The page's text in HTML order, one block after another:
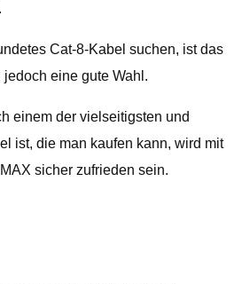
Cat-8-Kabel suchen, ist das
eine gute Wahl.
einem der vielseitigsten und
ist, die man kaufen kann, wird mit
sicher zufrieden sein.